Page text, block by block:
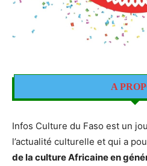
A
Infos Culture du Faso est un
l’actualité culturelle et qui a
de la culture Africaine en